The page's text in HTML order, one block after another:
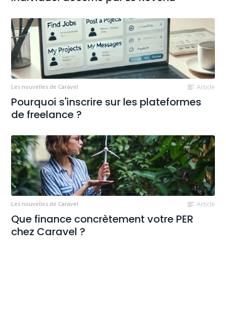
Les nouvelles de Caravel Article
Pourquoi s'inscrire sur les plateformes
de freelance ?
Les nouvelles de Caravel Article
Que finance concrètement votre PER
chez Caravel ?